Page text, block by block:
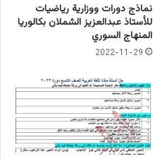
نماذج دورات ووزارية رياضيات
للأستاذ عبدالعزيز الشملان بكالوريا
المنهاج السوري
2022-11-29